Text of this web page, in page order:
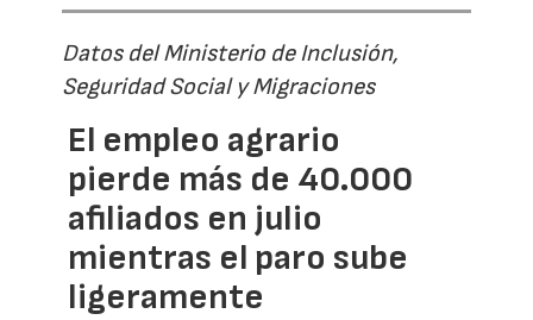
Datos del Ministerio de Inclusión,
Seguridad Social y Migraciones
El empleo agrario
pierde más de 40.000
afiliados en julio
mientras el paro sube
ligeramente